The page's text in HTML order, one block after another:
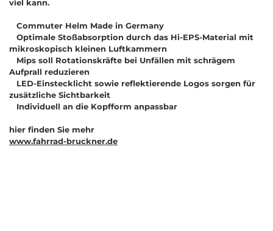
viel kann.
Commuter Helm Made in Germany
Optimale Stoßabsorption durch das Hi-EPS-Material mit
mikroskopisch kleinen Luftkammern
Mips soll Rotationskräfte bei Unfällen mit schrägem
Aufprall reduzieren
LED-Einstecklicht sowie reflektierende Logos sorgen für
zusätzliche Sichtbarkeit
Individuell an die Kopfform anpassbar
hier finden Sie mehr
www.fahrrad-bruckner.de